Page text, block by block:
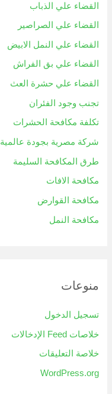
القضاء علي الذباب
القضاء علي الصراصير
القضاء علي النمل الابيض
القضاء علي بق الفراش
القضاء علي حشرة العث
تجنب وجود الفئران
تكلفة مكافحة الحشرات
شركة مصرية بجودة عالمية
طرق المكافحة السليمة
مكافحة الافات
مكافحة القوارض
مكافحة النمل
منوعات
تسجيل الدخول
خلاصات Feed الإدخالات
خلاصة التعليقات
WordPress.org